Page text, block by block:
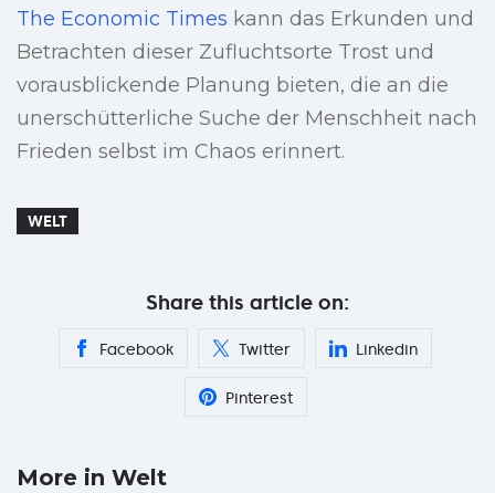
The Economic Times kann das Erkunden und
Betrachten dieser Zufluchtsorte Trost und
vorausblickende Planung bieten, die an die
unerschütterliche Suche der Menschheit nach
Frieden selbst im Chaos erinnert.
WELT
Share this article on:
Facebook Twitter Linkedin
Pinterest
More in Welt